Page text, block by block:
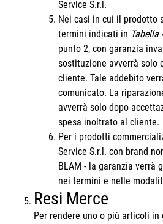
Service S.r.l.
Nei casi in cui il prodotto
termini indicati in Tabella
punto 2, con garanzia
sostituzione avverrà solo
cliente. Tale addebito
comunicato. La
avverrà solo dopo
spesa inoltrato al cliente.
Per i prodotti
Service S.r.l. con brand
BLAM - la garanzia verrà
nei termini e nelle
Resi Merce
Per rendere uno o più articoli